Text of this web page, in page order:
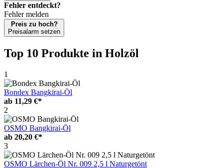
Fehler entdeckt?
Fehler melden
Preis zu hoch?
Preisalarm setzen
Top 10 Produkte in Holzöl
1
Bondex Bangkirai-Öl
ab 11,29 €*
2
OSMO Bangkirai-Öl
ab 20,20 €*
3
OSMO Lärchen-Öl Nr. 009 2,5 l Naturgetönt